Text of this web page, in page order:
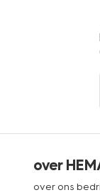
over
over ons